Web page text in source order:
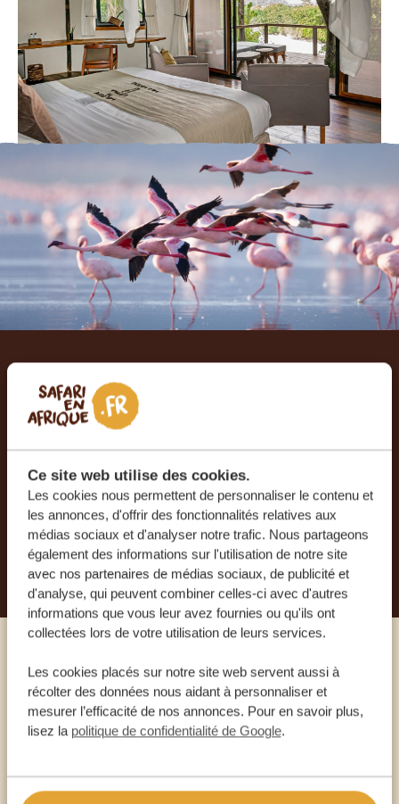
Ce site web utilise des cookies.
Les cookies nous permettent de personnaliser le contenu et
les annonces, d'offrir des fonctionnalités relatives aux
médias sociaux et d'analyser notre trafic. Nous partageons
également des informations sur l'utilisation de notre site
avec nos partenaires de médias sociaux, de publicité et
d'analyse, qui peuvent combiner celles-ci avec d'autres
informations que vous leur avez fournies ou qu'ils ont
collectées lors de votre utilisation de leurs services.
Les cookies placés sur notre site web servent aussi à
récolter des données nous aidant à personnaliser et
mesurer l’efficacité de nos annonces. Pour en savoir plus,
lisez la politique de confidentialité de Google.
Laissez-nous créer votre
voyage sur mesure
ENGAGEMENT
PLANIFIEZ VOTRE AVENTURE
Appelez un expert
NOS SPÉCIALISTES SONT LÀ POUR VOUS